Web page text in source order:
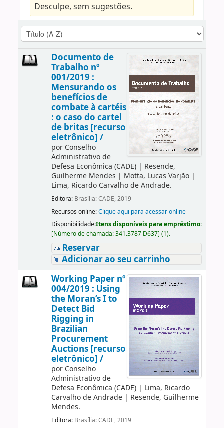
Desculpe, sem sugestões.
Documento de
Trabalho nº
001/2019 :
Mensurando os
benefícios de
combate à cartéis
: o caso do cartel
de britas [recurso
eletrônico] /
por Conselho
Administrativo de
Defesa Econômica (CADE)| Resende,
Guilherme Mendes | Motta, Lucas Varjão|
Lima, Ricardo Carvalho de Andrade.
Editora: Brasília: CADE, 2019
Recursos online:Clique aqui para acessar online
Disponibilidade:Itens disponíveis para empréstimo:
[Número de chamada:341.3787 D637] (1).
Reservar
Adicionar ao seu carrinho
Working Paper nº
004/2019 : Using
the Moran’s I to
Detect Bid
Rigging in
Brazilian
Procurement
Auctions [recurso
eletrônico] /
por Conselho
Administrativo de
Defesa Econômica (CADE)| Lima, Ricardo
Carvalho de Andrade| Resende, Guilherme
Mendes.
Editora: Brasília: CADE, 2019